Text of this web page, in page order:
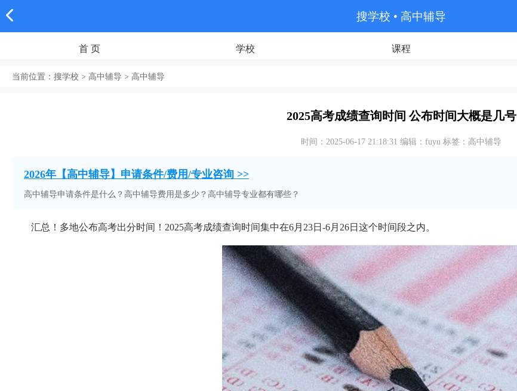
搜学校 • 高中辅导
首 页 学校 课程
当前位置： 搜学校 > 高中辅导 > 高中辅导
2025高考成绩查询时间 公布时间大概是几号
时间：2025-06-17 21:18:31 编辑：fuyu 标签：高中辅导
2026年【高中辅导】申请条件/费用/专业咨询 >>
高中辅导申请条件是什么？高中辅导费用是多少？高中辅导专业都有哪些？
汇总！多地公布高考出分时间！2025高考成绩查询时间集中在6月23日-6月26日这个时间段之内。